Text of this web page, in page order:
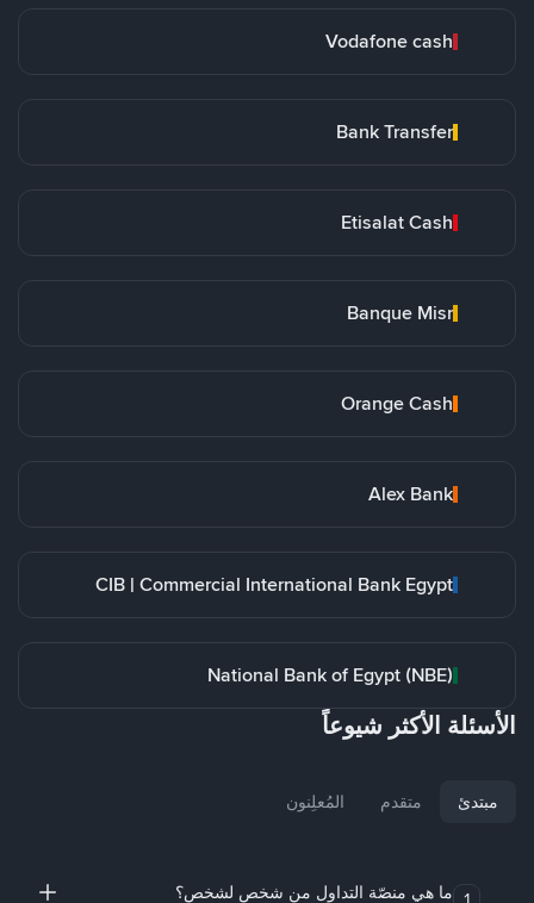
Vodafone cash
Bank Transfer
Etisalat Cash
Banque Misr
Orange Cash
Alex Bank
CIB | Commercial International Bank Egypt
National Bank of Egypt (NBE)
الأسئلة الأكثر شيوعاً
مبتدئ متقدم المُعلِنون
1 ما هي منصّة التداول من شخص لشخص؟